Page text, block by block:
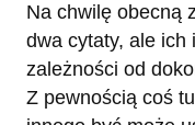
Na chwilę obecną
dwa cytaty, ale ich
zależności od
Z pewnością coś